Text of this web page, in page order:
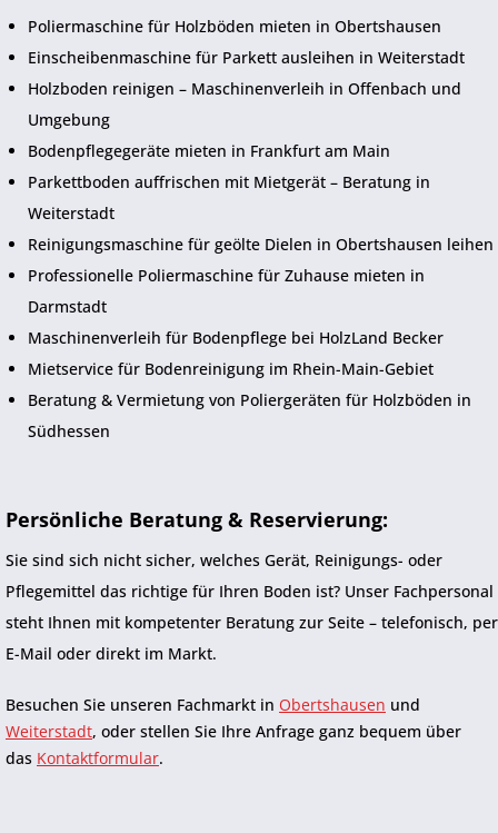
Poliermaschine für Holzböden mieten in Obertshausen
Einscheibenmaschine für Parkett ausleihen in Weiterstadt
Holzboden reinigen – Maschinenverleih in Offenbach und
Umgebung
Bodenpflegegeräte mieten in Frankfurt am Main
Parkettboden auffrischen mit Mietgerät – Beratung in
Weiterstadt
Reinigungsmaschine für geölte Dielen in Obertshausen leihen
Professionelle Poliermaschine für Zuhause mieten in
Darmstadt
Maschinenverleih für Bodenpflege bei HolzLand Becker
Mietservice für Bodenreinigung im Rhein-Main-Gebiet
Beratung & Vermietung von Poliergeräten für Holzböden in
Südhessen
Persönliche Beratung & Reservierung:
Sie sind sich nicht sicher, welches Gerät, Reinigungs- oder
Pflegemittel das richtige für Ihren Boden ist? Unser Fachpersonal
steht Ihnen mit kompetenter Beratung zur Seite – telefonisch, per
E-Mail oder direkt im Markt.
Besuchen Sie unseren Fachmarkt in Obertshausen und
Weiterstadt, oder stellen Sie Ihre Anfrage ganz bequem über
das Kontaktformular.